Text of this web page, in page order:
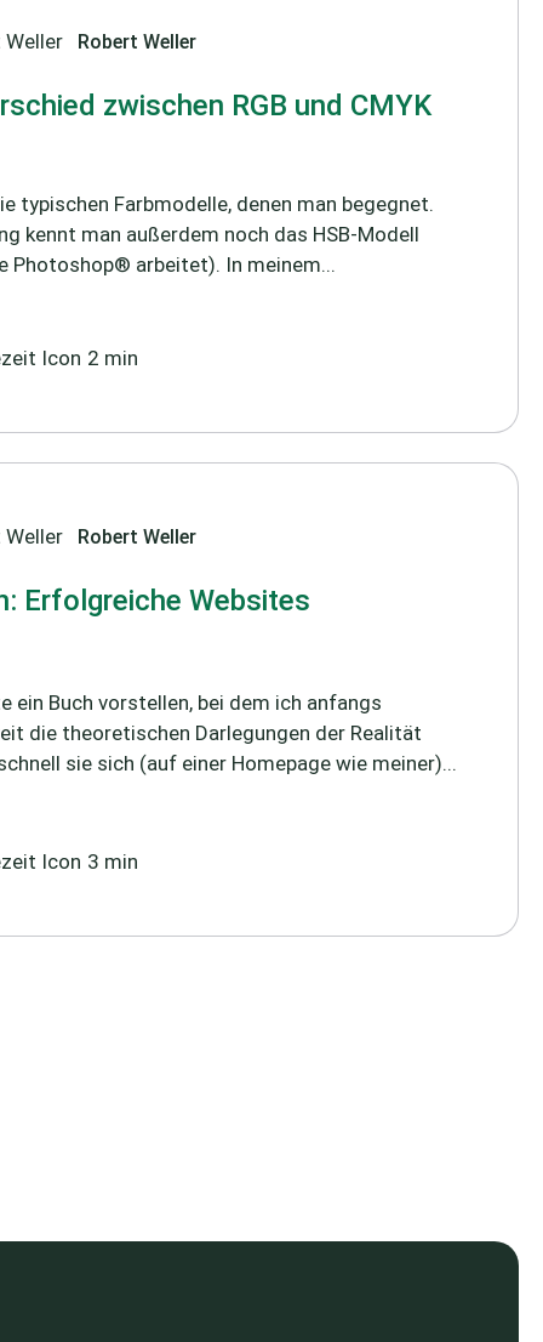
Robert Weller
zwischen RGB und CMYK
typischen Farbmodelle, denen man begegnet.
kennt man außerdem noch das HSB-Modell
Photoshop® arbeitet). In meinem...
2 min
Robert Weller
Erfolgreiche Websites
ein Buch vorstellen, bei dem ich anfangs
die theoretischen Darlegungen der Realität
sie sich (auf einer Homepage wie meiner)...
3 min